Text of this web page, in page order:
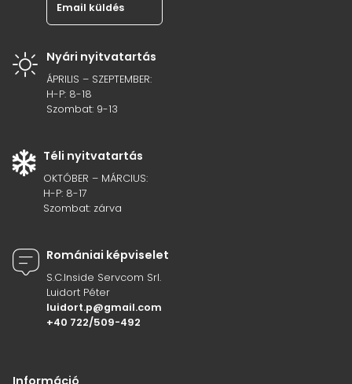
Email küldés
Nyári nyitvatartás
ÁPRILIS – SZEPTEMBER:
H-P: 8-18
Szombat: 9-13
Téli nyitvatartás
OKTÓBER – MÁRCIUS:
H-P: 8-17
Szombat: zárva
Romániai képviselet
S.C.Inside Servcom Srl.
Luidort Péter
luidort.p@gmail.com
+40 722/509-492
Információ